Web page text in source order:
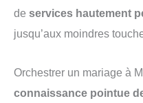
de services hautement
jusqu’aux moindres
Orchestrer un mariage à
connaissance pointue